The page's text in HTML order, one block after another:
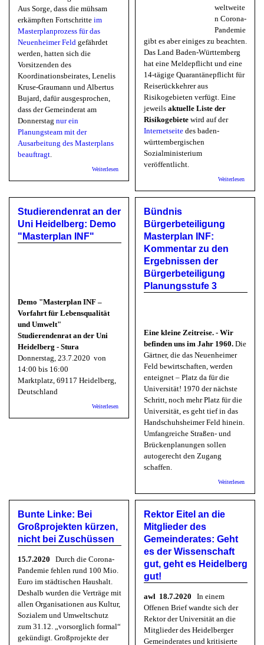
Aus Sorge, dass die mühsam
erkämpften Fortschritte im
Masterplanprozess für das
Neuenheimer Feld gefährdet
werden, hatten sich die
Vorsitzenden des
Koordinationsbeirates, Lenelis
Kruse-Graumann und Albertus
Bujard, dafür ausgesprochen,
dass der Gemeinderat am
Donnerstag nur ein
Planungsteam mit der
Ausarbeitung des Masterplans
beauftragt.
Weiterlesen über RNZ: Masterplanprozess Heidelberg - Von
weltweite
n Corona-
Pandemie
gibt es aber einiges zu beachten.
Das Land Baden-Württemberg
hat eine Meldepflicht und eine
14-tägige Quarantänepflicht für
Reiserückkehrer aus
Risikogebieten verfügt. Eine
jeweils aktuelle Liste der
Risikogebiete wird auf der
Internetseite des baden-
württembergischen
Sozialministerium
veröffentlicht.
Weiterlesen
Studierendenrat an der
Uni Heidelberg: Demo
"Masterplan INF"
Demo "Masterplan INF –
Vorfahrt für Lebensqualität
und Umwelt"
Studierendenrat an der Uni
Heidelberg - Stura
Donnerstag, 23.7.2020 von
14:00 bis 16:00
Marktplatz, 69117 Heidelberg,
Deutschland
Weiterlesen über Studierendenrat an der Uni Heidelberg: Demo
"Masterplan INF"
Bündnis
Bürgerbeteiligung
Masterplan INF:
Kommentar zu den
Ergebnissen der
Bürgerbeteiligung
Planungsstufe 3
Eine kleine Zeitreise. - Wir
befinden uns im Jahr 1960. Die
Gärtner, die das Neuenheimer
Feld bewirtschaften, werden
enteignet – Platz da für die
Universität! 1970 der nächste
Schritt, noch mehr Platz für die
Universität, es geht tief in das
Handschuhsheimer Feld hinein.
Umfangreiche Straßen- und
Brückenplanungen sollen
autogerecht den Zugang
schaffen.
Weiterlesen
Bunte Linke: Bei
Großprojekten kürzen,
nicht bei Zuschüssen
15.7.2020 Durch die Corona-
Pandemie fehlen rund 100 Mio.
Euro im städtischen Haushalt.
Deshalb wurden die Verträge mit
allen Organisationen aus Kultur,
Sozialem und Umweltschutz
zum 31.12. „vorsorglich formal“
gekündigt. Großprojekte der
Rektor Eitel an die
Mitglieder des
Gemeinderates: Geht
es der Wissenschaft
gut, geht es Heidelberg
gut!
awl 18.7.2020
In einem
Offenen Brief wandte sich der
Rektor der Universität an die
Mitglieder des Heidelberger
Gemeinderates und kritisierte